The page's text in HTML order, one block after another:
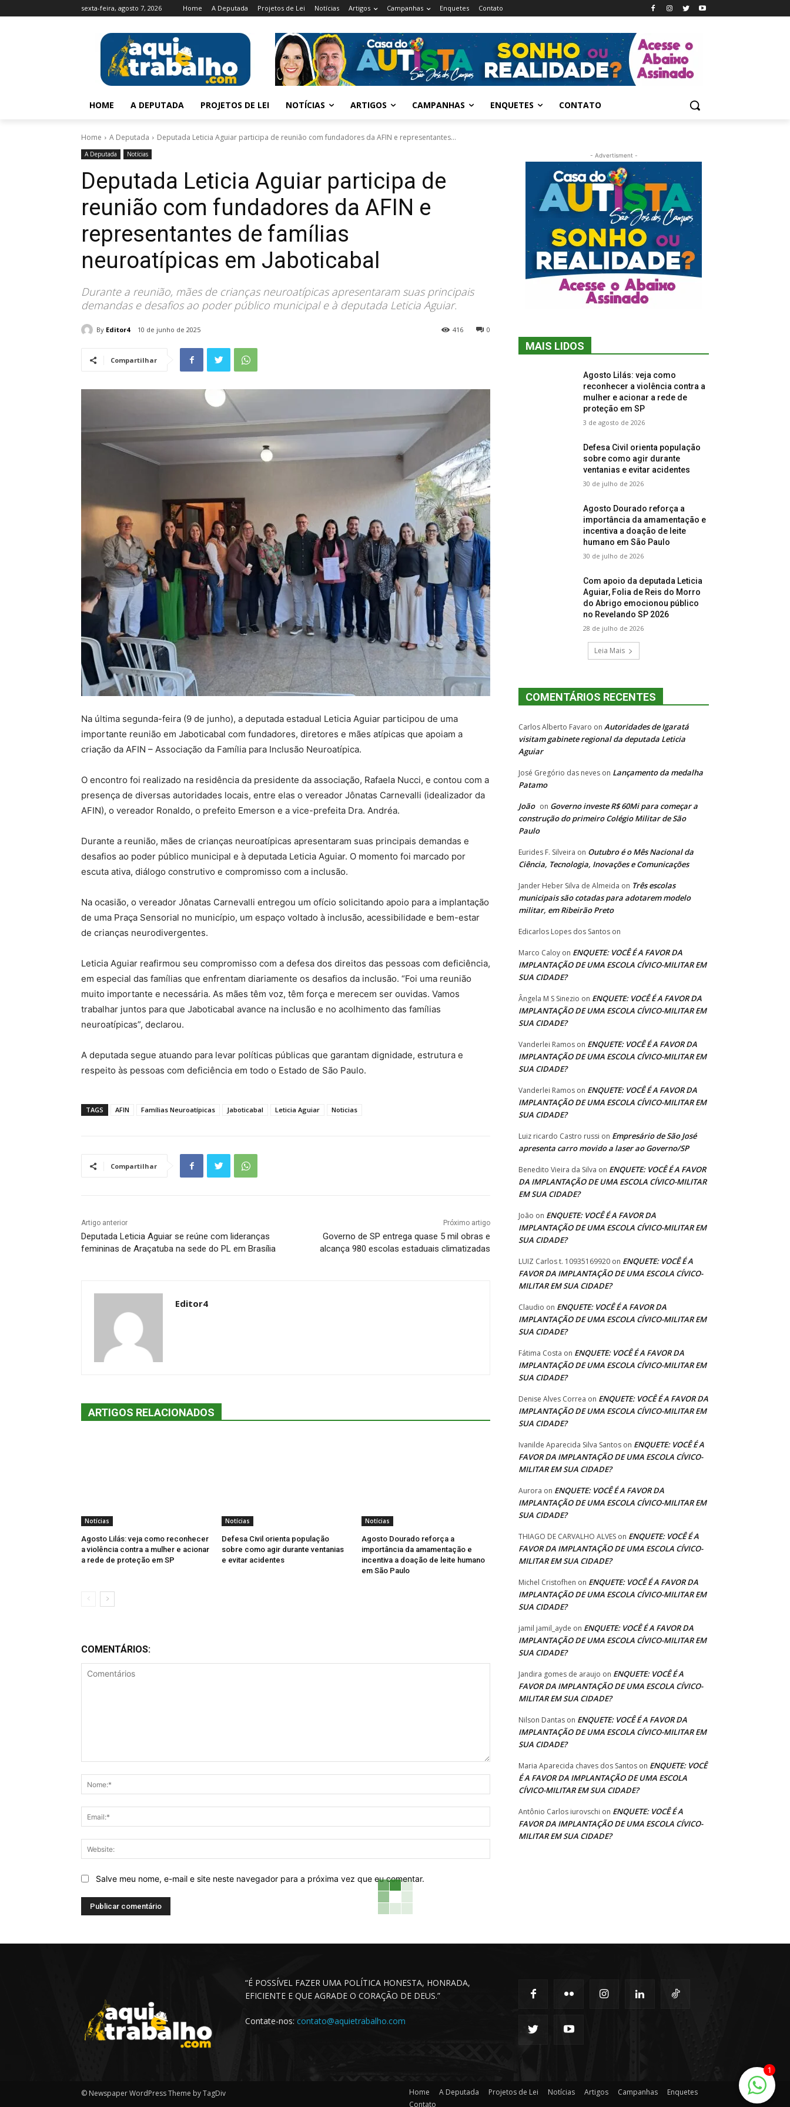
sexta-feira, agosto 7, 2026 Home A Deputada Projetos de Lei Notícias Artigos Campanhas Enquetes Contato
HOME A DEPUTADA PROJETOS DE LEI NOTÍCIAS ARTIGOS CAMPANHAS ENQUETES CONTATO
Home A Deputada Deputada Leticia Aguiar participa de reunião com fundadores da AFIN e representantes...
A Deputada Notícias
Deputada Leticia Aguiar participa de
reunião com fundadores da AFIN e
representantes de famílias
neuroatípicas em Jaboticabal
Durante a reunião, mães de crianças neuroatípicas apresentaram suas principais
demandas e desafios ao poder público municipal e à deputada Leticia Aguiar.
By Editor4 10 de junho de 2025 0
416
Compartilhar
Na última segunda-feira (9 de junho), a deputada estadual Leticia Aguiar participou de uma
importante reunião em Jaboticabal com fundadores, diretores e mães atípicas que apoiam a
criação da AFIN – Associação da Família para Inclusão Neuroatípica.
O encontro foi realizado na residência da presidente da associação, Rafaela Nucci, e contou com a
presença de diversas autoridades locais, entre elas o vereador Jônatas Carnevalli (idealizador da
AFIN), o vereador Ronaldo, o prefeito Emerson e a vice-prefeita Dra. Andréa.
Durante a reunião, mães de crianças neuroatípicas apresentaram suas principais demandas e
desafios ao poder público municipal e à deputada Leticia Aguiar. O momento foi marcado por
escuta ativa, diálogo construtivo e compromisso com a inclusão.
Na ocasião, o vereador Jônatas Carnevalli entregou um ofício solicitando apoio para a implantação
de uma Praça Sensorial no município, um espaço voltado à inclusão, acessibilidade e bem-estar
de crianças neurodivergentes.
Leticia Aguiar reafirmou seu compromisso com a defesa dos direitos das pessoas com deficiência,
em especial das famílias que enfrentam diariamente os desafios da inclusão. “Foi uma reunião
muito importante e necessária. As mães têm voz, têm força e merecem ser ouvidas. Vamos
trabalhar juntos para que Jaboticabal avance na inclusão e no acolhimento das famílias
neuroatípicas”, declarou.
A deputada segue atuando para levar políticas públicas que garantam dignidade, estrutura e
respeito às pessoas com deficiência em todo o Estado de São Paulo.
TAGS AFIN Famílias Neuroatípicas Jaboticabal Leticia Aguiar Noticias
Compartilhar
Artigo anterior
Deputada Leticia Aguiar se reúne com lideranças
femininas de Araçatuba na sede do PL em Brasília
Próximo artigo
Governo de SP entrega quase 5 mil obras e
alcança 980 escolas estaduais climatizadas
Editor4
ARTIGOS RELACIONADOS
Notícias
Agosto Lilás: veja como reconhecer
a violência contra a mulher e acionar
a rede de proteção em SP
Notícias
Defesa Civil orienta população
sobre como agir durante ventanias
e evitar acidentes
Notícias
Agosto Dourado reforça a
importância da amamentação e
incentiva a doação de leite humano
em São Paulo
COMENTÁRIOS:
Salve meu nome, e-mail e site neste navegador para a próxima vez que eu comentar.
- Advertisment -
MAIS LIDOS
Agosto Lilás: veja como
reconhecer a violência contra a
mulher e acionar a rede de
proteção em SP
3 de agosto de 2026
Defesa Civil orienta população
sobre como agir durante
ventanias e evitar acidentes
30 de julho de 2026
Agosto Dourado reforça a
importância da amamentação e
incentiva a doação de leite
humano em São Paulo
30 de julho de 2026
Com apoio da deputada Leticia
Aguiar, Folia de Reis do Morro
do Abrigo emocionou público
no Revelando SP 2026
28 de julho de 2026
Leia Mais
COMENTÁRIOS RECENTES
Carlos Alberto Favaro on Autoridades de Igaratá
visitam gabinete regional da deputada Leticia
Aguiar
José Gregório das neves on Lançamento da medalha
Patamo
João on Governo investe R$ 60Mi para começar a
construção do primeiro Colégio Militar de São
Paulo
Eurides F. Silveira on Outubro é o Mês Nacional da
Ciência, Tecnologia, Inovações e Comunicações
Jander Heber Silva de Almeida on Três escolas
municipais são cotadas para adotarem modelo
militar, em Ribeirão Preto
Edicarlos Lopes dos Santos on
Marco Caloy on ENQUETE: VOCÊ É A FAVOR DA
IMPLANTAÇÃO DE UMA ESCOLA CÍVICO-MILITAR EM
SUA CIDADE?
Ângela M S Sinezio on ENQUETE: VOCÊ É A FAVOR DA
IMPLANTAÇÃO DE UMA ESCOLA CÍVICO-MILITAR EM
SUA CIDADE?
Vanderlei Ramos on ENQUETE: VOCÊ É A FAVOR DA
IMPLANTAÇÃO DE UMA ESCOLA CÍVICO-MILITAR EM
SUA CIDADE?
Vanderlei Ramos on ENQUETE: VOCÊ É A FAVOR DA
IMPLANTAÇÃO DE UMA ESCOLA CÍVICO-MILITAR EM
SUA CIDADE?
Luiz ricardo Castro russi on Empresário de São José
apresenta carro movido a laser ao Governo/SP
Benedito Vieira da Silva on ENQUETE: VOCÊ É A FAVOR
DA IMPLANTAÇÃO DE UMA ESCOLA CÍVICO-MILITAR
EM SUA CIDADE?
João on ENQUETE: VOCÊ É A FAVOR DA
IMPLANTAÇÃO DE UMA ESCOLA CÍVICO-MILITAR EM
SUA CIDADE?
LUIZ Carlos t. 10935169920 on ENQUETE: VOCÊ É A
FAVOR DA IMPLANTAÇÃO DE UMA ESCOLA CÍVICO-
MILITAR EM SUA CIDADE?
Claudio on ENQUETE: VOCÊ É A FAVOR DA
IMPLANTAÇÃO DE UMA ESCOLA CÍVICO-MILITAR EM
SUA CIDADE?
Fátima Costa on ENQUETE: VOCÊ É A FAVOR DA
IMPLANTAÇÃO DE UMA ESCOLA CÍVICO-MILITAR EM
SUA CIDADE?
Denise Alves Correa on ENQUETE: VOCÊ É A FAVOR DA
IMPLANTAÇÃO DE UMA ESCOLA CÍVICO-MILITAR EM
SUA CIDADE?
Ivanilde Aparecida Silva Santos on ENQUETE: VOCÊ É A
FAVOR DA IMPLANTAÇÃO DE UMA ESCOLA CÍVICO-
MILITAR EM SUA CIDADE?
Aurora on ENQUETE: VOCÊ É A FAVOR DA
IMPLANTAÇÃO DE UMA ESCOLA CÍVICO-MILITAR EM
SUA CIDADE?
THIAGO DE CARVALHO ALVES on ENQUETE: VOCÊ É A
FAVOR DA IMPLANTAÇÃO DE UMA ESCOLA CÍVICO-
MILITAR EM SUA CIDADE?
Michel Cristofhen on ENQUETE: VOCÊ É A FAVOR DA
IMPLANTAÇÃO DE UMA ESCOLA CÍVICO-MILITAR EM
SUA CIDADE?
jamil jamil_ayde on ENQUETE: VOCÊ É A FAVOR DA
IMPLANTAÇÃO DE UMA ESCOLA CÍVICO-MILITAR EM
SUA CIDADE?
Jandira gomes de araujo on ENQUETE: VOCÊ É A
FAVOR DA IMPLANTAÇÃO DE UMA ESCOLA CÍVICO-
MILITAR EM SUA CIDADE?
Nilson Dantas on ENQUETE: VOCÊ É A FAVOR DA
IMPLANTAÇÃO DE UMA ESCOLA CÍVICO-MILITAR EM
SUA CIDADE?
Maria Aparecida chaves dos Santos on ENQUETE: VOCÊ
É A FAVOR DA IMPLANTAÇÃO DE UMA ESCOLA
CÍVICO-MILITAR EM SUA CIDADE?
Antônio Carlos iurovschi on ENQUETE: VOCÊ É A
FAVOR DA IMPLANTAÇÃO DE UMA ESCOLA CÍVICO-
MILITAR EM SUA CIDADE?
“É POSSÍVEL FAZER UMA POLÍTICA HONESTA, HONRADA,
EFICIENTE E QUE AGRADE O CORAÇÃO DE DEUS.”
Contate-nos: contato@aquietrabalho.com
© Newspaper WordPress Theme by TagDiv Home A Deputada Projetos de Lei Notícias Artigos Campanhas
Enquetes
Contato
1